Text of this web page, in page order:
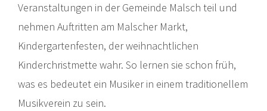
Veranstaltungen in der Gemeinde Malsch teil und
nehmen Auftritten am Malscher Markt,
Kindergartenfesten, der weihnachtlichen
Kinderchristmette wahr. So lernen sie schon früh,
was es bedeutet ein Musiker in einem traditionellem
Musikverein zu sein.